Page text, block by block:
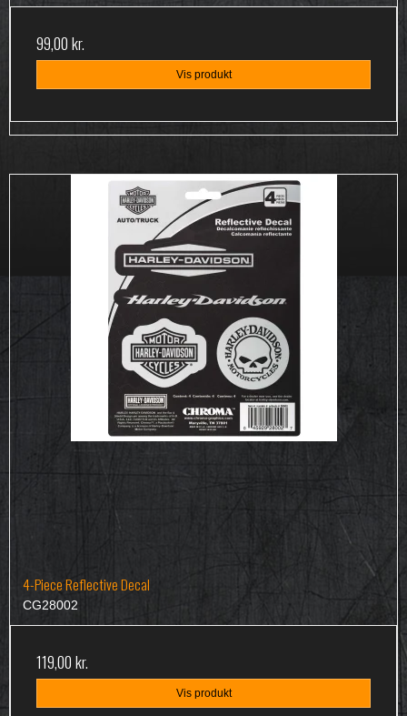
99,00 kr.
Vis produkt
4-Piece Reflective Decal
CG28002
119,00 kr.
Vis produkt